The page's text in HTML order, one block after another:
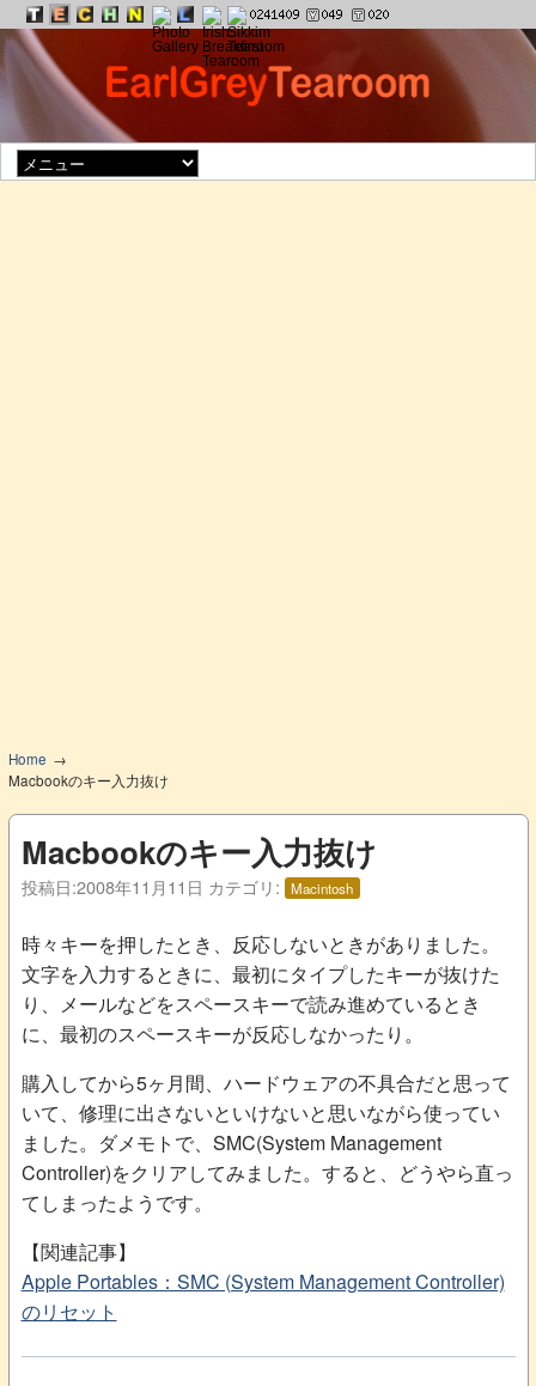
Home
Macbookのキー入力抜け
Macbookのキー入力抜け
投稿日:2008年11月11日 カテゴリ: Macintosh
時々キーを押したとき、反応しないときがありました。
文字を入力するときに、最初にタイプしたキーが抜けた
り、メールなどをスペースキーで読み進めているとき
に、最初のスペースキーが反応しなかったり。
購入してから5ヶ月間、ハードウェアの不具合だと思って
いて、修理に出さないといけないと思いながら使ってい
ました。ダメモトで、SMC(System Management
Controller)をクリアしてみました。すると、どうやら直っ
てしまったようです。
【関連記事】
Apple Portables：SMC (System Management Controller)
のリセット